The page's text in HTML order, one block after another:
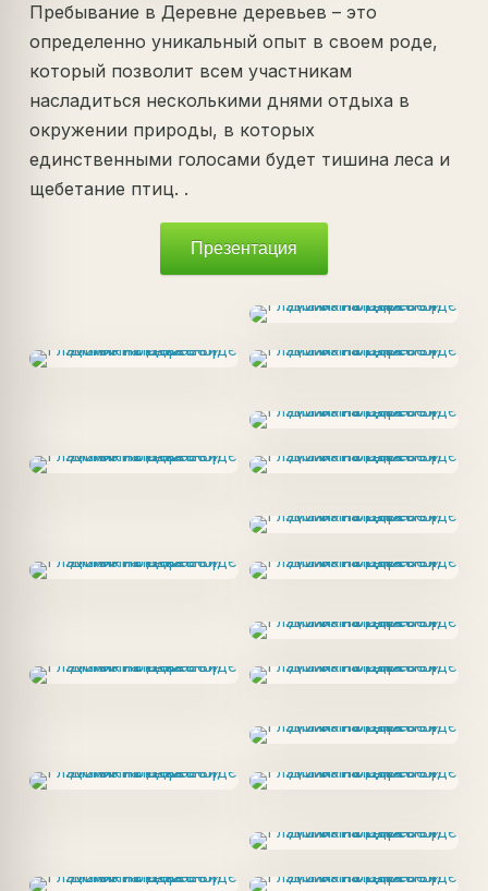
Пребывание в Деревне деревьев – это
определенно уникальный опыт в своем роде,
который позволит всем участникам
насладиться несколькими днями отдыха в
окружении природы, в которых
единственными голосами будет тишина леса и
щебетание птиц. .
Презентация